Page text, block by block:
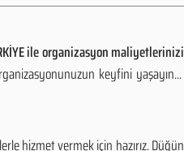
ile organizasyon maliyetlerinizi
keyfini yaşayın...
hizmet vermek için hazırız. Düğün